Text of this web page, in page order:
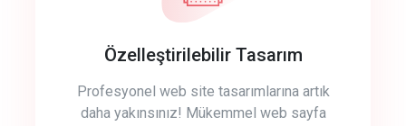
Özelleştirilebilir Tasarım
Profesyonel web site tasarımlarına artık
daha yakınsınız! Mükemmel web sayfa